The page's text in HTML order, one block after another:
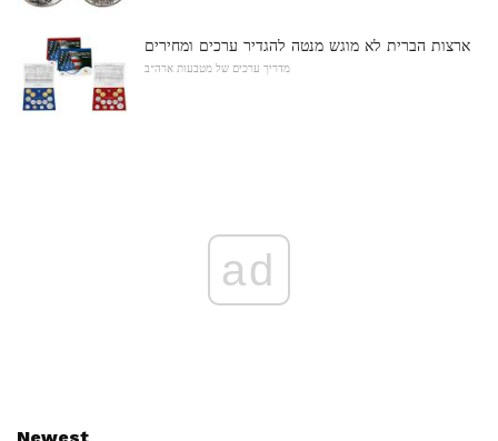
ארצות הברית לא מוגש מנטה להגדיר ערכים ומחירים
מדריך ערכים של מטבעות ארה"ב
ad